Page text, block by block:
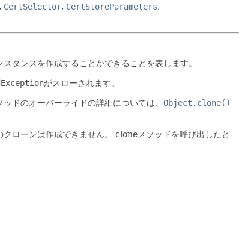
, CertSelector, CertStoreParameters,
タンスを作成することができることを表します。
がスローされます。
ッドのオーバーライドの詳細については、 Object.clone()
ローンは作成できません。
cloneメソッドを呼び出したと